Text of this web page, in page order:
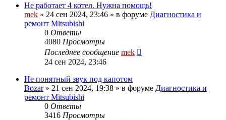
Не работает 4 котел. Нужна помощь!
mek » 24 сен 2024, 23:46 » в форуме Диагностика и
ремонт Mitsubishi
0 Ответы
4080 Просмотры
Последнее сообщение mek
24 сен 2024, 23:46
Не понятный звук под капотом
Bozar» 21 сен 2024, 19:38 » в форуме Диагностика и
ремонт Mitsubishi
0 Ответы
3416 Просмотры